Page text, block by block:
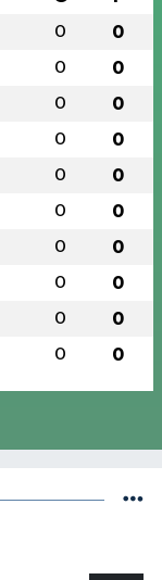
0 0
0 0
0 0
0 0
0 0
0 0
0 0
0 0
0 0
0 0